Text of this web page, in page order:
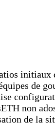
de
non
de la